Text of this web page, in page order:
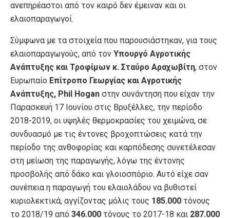
ανεπηρέαστοι από τον καιρό δεν έμειναν και οι
ελαιοπαραγωγοί.
Σύμφωνα με τα στοιχεία που παρουσιάστηκαν, για τους
ελαιοπαραγωγούς, από τον Υπουργό Αγροτικής
Ανάπτυξης και Τροφίμων κ. Σταύρο Αραχωβίτη, στον
Ευρωπαίο Επίτροπο Γεωργίας και Αγροτικής
Ανάπτυξης, Phil Hogan στην συνάντηση που είχαν την
Παρασκευή 17 Ιουνίου στις Βρυξέλλες, την περίοδο
2018-2019, οι υψηλές θερμοκρασίες του χειμώνα, σε
συνδυασμό με τις έντονες βροχοπτώσεις κατά την
περίοδο της ανθοφορίας και καρπόδεσης συνετέλεσαν
στη μείωση της παραγωγής, λόγω της έντονης
προσβολής από δάκο και γλοιοσπόριο. Αυτό είχε σαν
συνέπεια η παραγωγή του ελαιολάδου να βυθιστεί
κυριολεκτικά, αγγίζοντας μόλις τους 185.000 τόνους
το 2018/19 από 346.000 τόνους το 2017-18 και 287.000